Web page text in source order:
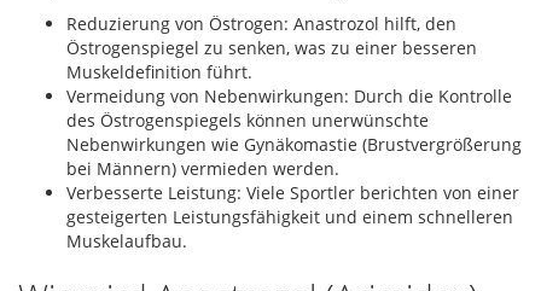
Reduzierung von Östrogen: Anastrozol hilft, den
Östrogenspiegel zu senken, was zu einer besseren
Muskeldefinition führt.
Vermeidung von Nebenwirkungen: Durch die Kontrolle
des Östrogenspiegels können unerwünschte
Nebenwirkungen wie Gynäkomastie (Brustvergrößerung
bei Männern) vermieden werden.
Verbesserte Leistung: Viele Sportler berichten von einer
gesteigerten Leistungsfähigkeit und einem schnelleren
Muskelaufbau.